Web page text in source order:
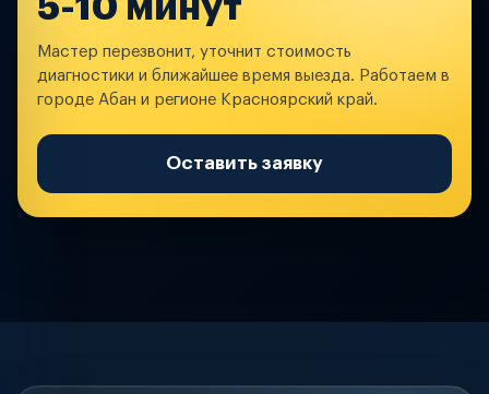
5-10 минут
Мастер перезвонит, уточнит стоимость
диагностики и ближайшее время выезда. Работаем в
городе Абан и регионе Красноярский край.
Оставить заявку